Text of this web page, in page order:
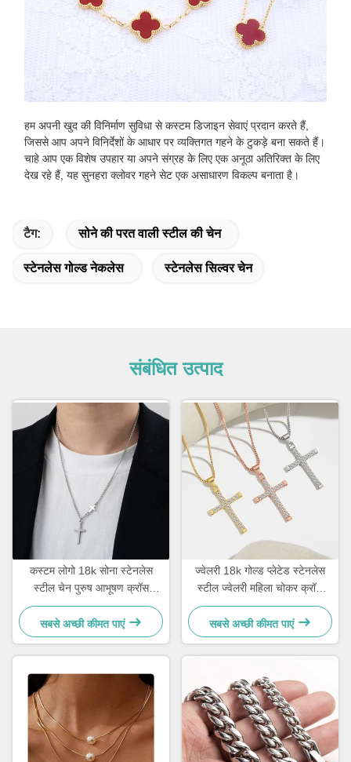
हम अपनी खुद की विनिर्माण सुविधा से कस्टम डिजाइन सेवाएं प्रदान करते हैं,
जिससे आप अपने विनिर्देशों के आधार पर व्यक्तिगत गहने के टुकड़े बना सकते हैं।
चाहे आप एक विशेष उपहार या अपने संग्रह के लिए एक अनूठा अतिरिक्त के लिए
देख रहे हैं, यह सुनहरा क्लोवर गहने सेट एक असाधारण विकल्प बनाता है।
टैग: सोने की परत वाली स्टील की चेन
स्टेनलेस गोल्ड नेकलेस स्टेनलेस सिल्वर चेन
संबंधित उत्पाद
कस्टम लोगो 18k सोना स्टेनलेस
स्टील चेन पुरुष आभूषण क्रॉस
लटकन चेन
सबसे अच्छी कीमत पाएं
ज्वेलरी 18k गोल्ड प्लेटेड स्टेनलेस
स्टील ज्वेलरी महिला चोकर क्रॉस
नेकलेस 20 इंच
सबसे अच्छी कीमत पाएं